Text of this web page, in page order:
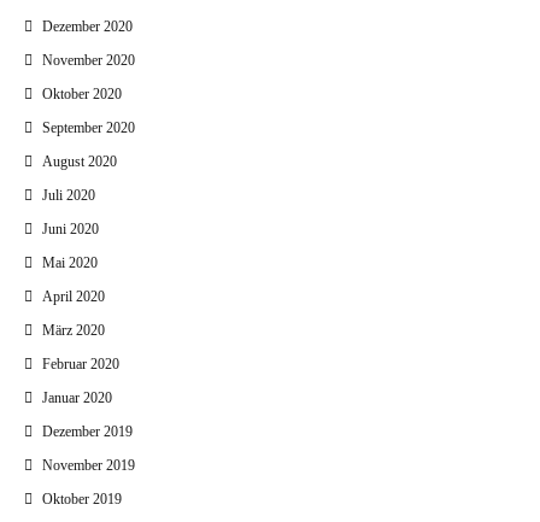
Dezember 2020
November 2020
Oktober 2020
September 2020
August 2020
Juli 2020
Juni 2020
Mai 2020
April 2020
März 2020
Februar 2020
Januar 2020
Dezember 2019
November 2019
Oktober 2019